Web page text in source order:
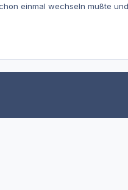
einmal wechseln mußte